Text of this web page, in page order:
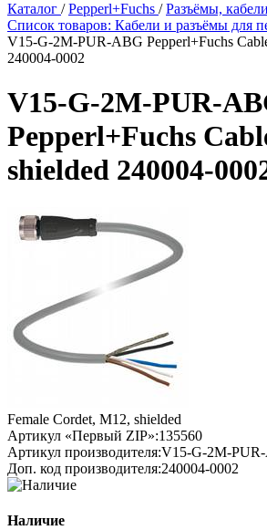
Каталог /Pepperl+Fuchs /Разъёмы,
Список товаров: Кабели и разъёмы для
V15-G-2M-PUR-ABG Pepperl+Fuchs
240004-0002
V15-G-2M-PUR-
Pepperl+Fuchs
shielded 240004-
Female Cordet, M12, shielded
Артикул «Первый ZIP»:135560
Артикул производителя:V15-G-2M-
Доп. код производителя:240004-0002
Наличие